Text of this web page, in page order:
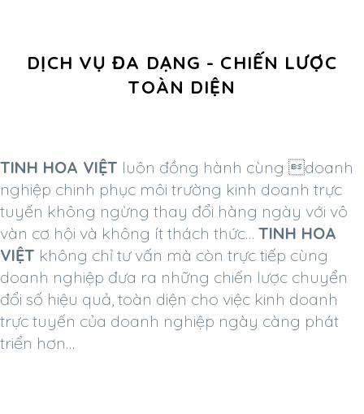
DỊCH VỤ ĐA DẠNG - CHIẾN LƯỢC
TOÀN DIỆN
TINH HOA VIỆT luôn đồng hành cùng doanh
nghiệp chinh phục môi trường kinh doanh trực
tuyến không ngừng thay đổi hàng ngày với vô
vàn cơ hội và không ít thách thức… TINH HOA
VIỆT không chỉ tư vấn mà còn trực tiếp cùng
doanh nghiệp đưa ra những chiến lược chuyển
đổi số hiệu quả, toàn diện cho việc kinh doanh
trực tuyến của doanh nghiệp ngày càng phát
triển hơn…